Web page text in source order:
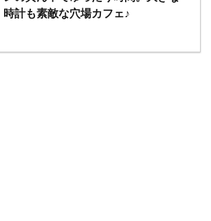
時計も素敵な穴場カフェ♪